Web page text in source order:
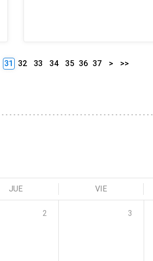
31 32 33 34 35 36 37 > >>
JUE VIE
2 3